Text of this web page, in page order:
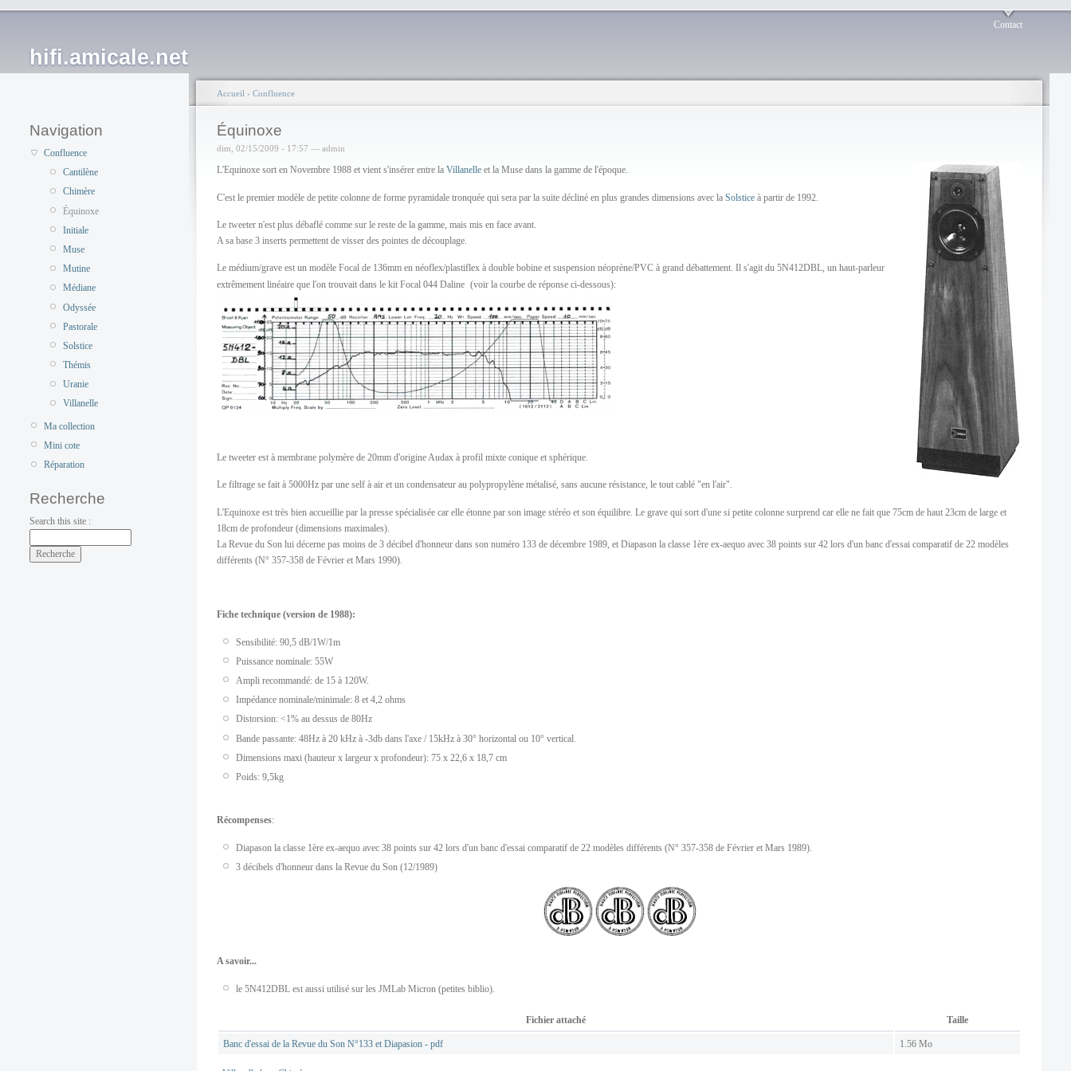
hifi.amicale.net
Contact
Navigation
Confluence
Cantilène
Chimère
Équinoxe
Initiale
Muse
Mutine
Médiane
Odyssée
Pastorale
Solstice
Thémis
Uranie
Villanelle
Ma collection
Mini cote
Réparation
Recherche
Search this site :
Accueil › Confluence
Équinoxe
dim, 02/15/2009 - 17:57 — admin
L'Equinoxe sort en Novembre 1988 et vient s'insérer entre la Villanelle et la Muse dans la gamme de l'époque.
C'est le premier modèle de petite colonne de forme pyramidale tronquée qui sera par la suite décliné en plus grandes dimensions avec la Solstice à partir de 1992.
Le tweeter n'est plus débaflé comme sur le reste de la gamme, mais mis en face avant.
A sa base 3 inserts permettent de visser des pointes de découplage.
Le médium/grave est un modèle Focal de 136mm en néoflex/plastiflex à double bobine et suspension néoprène/PVC à grand débattement. Il s'agit du 5N412DBL, un haut-parleur
extrêmement linéaire que l'on trouvait dans le kit Focal 044 Daline (voir la courbe de réponse ci-dessous):
Le tweeter est à membrane polymère de 20mm d'origine Audax à profil mixte conique et sphérique.
Le filtrage se fait à 5000Hz par une self à air et un condensateur au polypropylène métalisé, sans aucune résistance, le tout cablé "en l'air".
L'Equinoxe est très bien accueillie par la presse spécialisée car elle étonne par son image stéréo et son équilibre. Le grave qui sort d'une si petite colonne surprend car elle ne fait que 75cm de haut 23cm de large et
18cm de profondeur (dimensions maximales).
La Revue du Son lui décerne pas moins de 3 décibel d'honneur dans son numéro 133 de décembre 1989, et Diapason la classe 1ère ex-aequo avec 38 points sur 42 lors d'un banc d'essai comparatif de 22 modèles
différents (N° 357-358 de Février et Mars 1990).
Fiche technique (version de 1988):
Sensibilité: 90,5 dB/1W/1m
Puissance nominale: 55W
Ampli recommandé: de 15 à 120W.
Impédance nominale/minimale: 8 et 4,2 ohms
Distorsion: <1% au dessus de 80Hz
Bande passante: 48Hz à 20 kHz à -3db dans l'axe / 15kHz à 30° horizontal ou 10° vertical.
Dimensions maxi (hauteur x largeur x profondeur): 75 x 22,6 x 18,7 cm
Poids: 9,5kg
Récompenses:
Diapason la classe 1ère ex-aequo avec 38 points sur 42 lors d'un banc d'essai comparatif de 22 modèles différents (N° 357-358 de Février et Mars 1989).
3 décibels d'honneur dans la Revue du Son (12/1989)
A savoir...
le 5N412DBL est aussi utilisé sur les JMLab Micron (petites biblio).
Fichier attaché Taille
Banc d'essai de la Revue du Son N°133 et Diapasion - pdf 1.56 Mo